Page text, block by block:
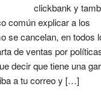
clickbank y
común explicar a los
se cancelan, en todos
de ventas por
decir que tiene una
a tu correo y […]